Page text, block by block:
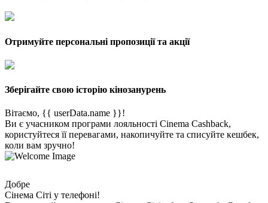
Отримуйте персональні пропозиції та акції
Зберігайте свою історію кінозанурень
Вітаємо, {{ userData.name }}!
Ви є учасником програми лояльності Cinema Cashback,
користуйтеся її перевагами, накопичуйте та списуйте кешбек,
коли вам зручно!
Добре
Сінема Сіті у телефоні!